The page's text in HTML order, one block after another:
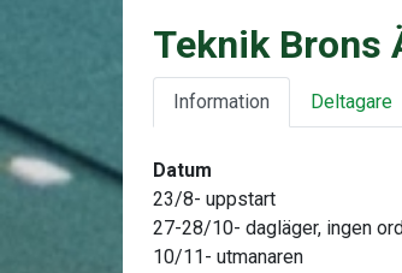
Teknik Brons
Information Deltagare
Datum
23/8- uppstart
27-28/10- dagläger, ingen
10/11- utmanaren